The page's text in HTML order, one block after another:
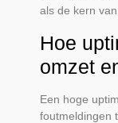
als de kern
Hoe
omzet
Een hoge
foutmeldingen